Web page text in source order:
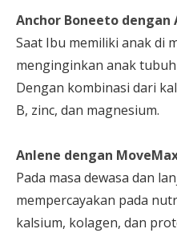
Anchor Boneeto
Saat Ibu memiliki anak di
menginginkan anak
Dengan kombinasi dari
B, zinc, dan magnesium.
Anlene dengan
Pada masa dewasa dan
mempercayakan pada
kalsium, kolagen, dan